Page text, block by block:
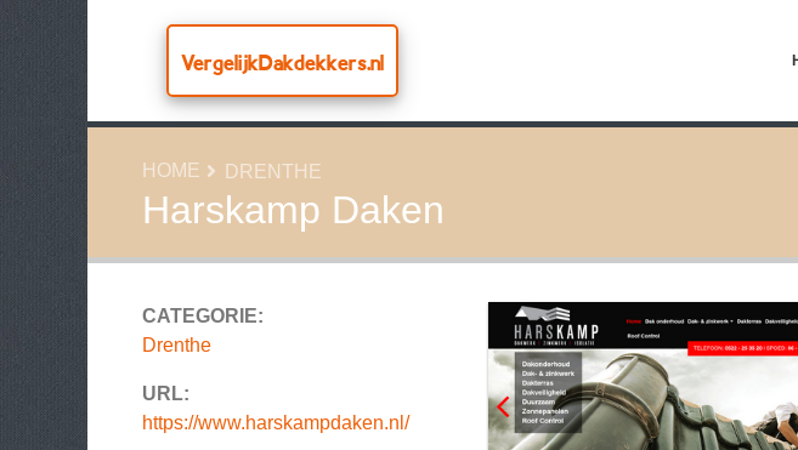
VergelijkDakdekkers.nl
HOME DRENTHE
Harskamp Daken
CATEGORIE:
Drenthe
URL:
https://www.harskampdaken.nl/